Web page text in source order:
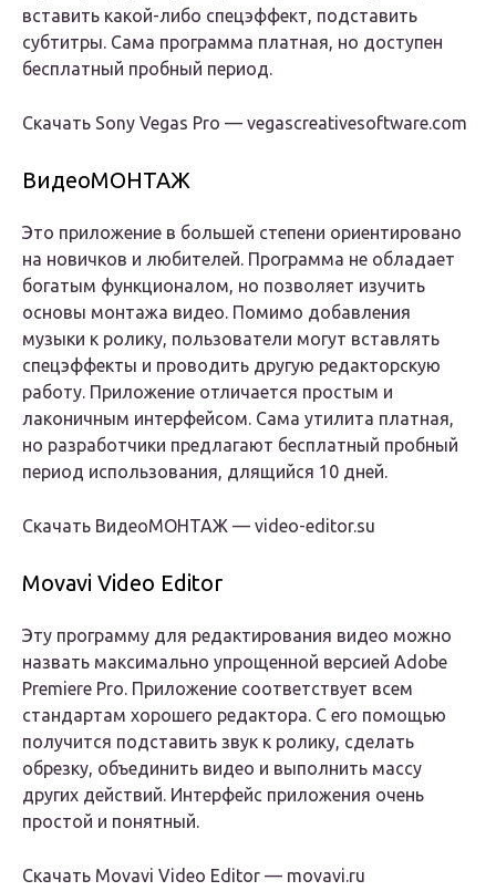
вставить какой-либо спецэффект, подставить
субтитры. Сама программа платная, но доступен
бесплатный пробный период.
Скачать Sony Vegas Pro — vegascreativesoftware.com
ВидеоМОНТАЖ
Это приложение в большей степени ориентировано
на новичков и любителей. Программа не обладает
богатым функционалом, но позволяет изучить
основы монтажа видео. Помимо добавления
музыки к ролику, пользователи могут вставлять
спецэффекты и проводить другую редакторскую
работу. Приложение отличается простым и
лаконичным интерфейсом. Сама утилита платная,
но разработчики предлагают бесплатный пробный
период использования, длящийся 10 дней.
Скачать ВидеоМОНТАЖ — video-editor.su
Movavi Video Editor
Эту программу для редактирования видео можно
назвать максимально упрощенной версией Adobe
Premiere Pro. Приложение соответствует всем
стандартам хорошего редактора. С его помощью
получится подставить звук к ролику, сделать
обрезку, объединить видео и выполнить массу
других действий. Интерфейс приложения очень
простой и понятный.
Скачать Movavi Video Editor — movavi.ru